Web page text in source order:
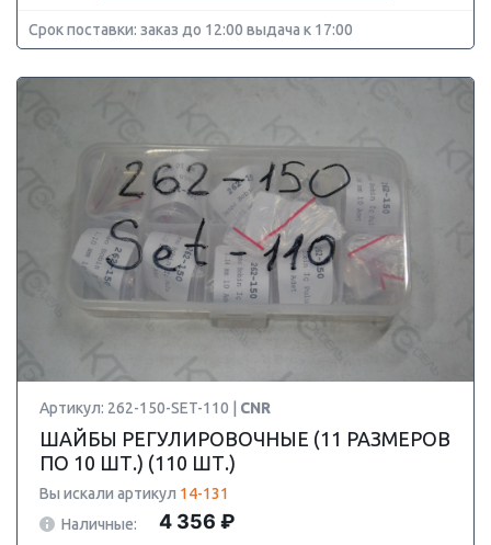
Срок поставки: заказ до 12:00 выдача к 17:00
Артикул: 262-150-SET-110 | CNR
ШАЙБЫ РЕГУЛИРОВОЧНЫЕ (11 РАЗМЕРОВ
ПО 10 ШТ.) (110 ШТ.)
Вы искали артикул 14-131
Наличные:
4 356 ₽